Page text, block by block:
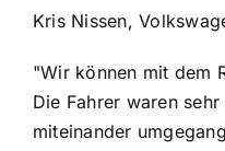
Kris Nissen,
"Wir können mit dem
Die Fahrer waren
miteinander